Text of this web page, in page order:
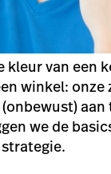
van een
winkel:
we de